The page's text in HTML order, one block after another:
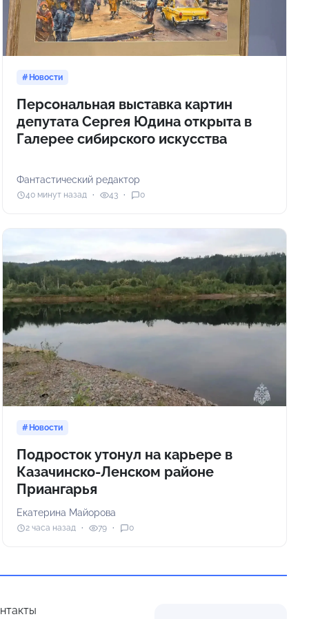
Новости
Персональная выставка картин
депутата Сергея Юдина открыта в
Галерее сибирского искусства
Фантастический редактор
40 минут назад 43 0
Новости
Подросток утонул на карьере в
Казачинско-Ленском районе
Приангарья
Екатерина Майорова
2 часа назад 79 0